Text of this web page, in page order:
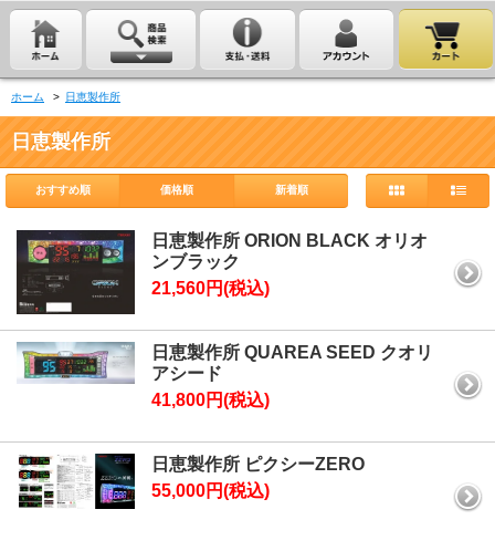
ホーム > 日恵製作所
日恵製作所
おすすめ順 価格順 新着順
日恵製作所 ORION BLACK オリオ
ンブラック
21,560円(税込)
日恵製作所 QUAREA SEED クオリ
アシード
41,800円(税込)
日恵製作所 ピクシーZERO
55,000円(税込)